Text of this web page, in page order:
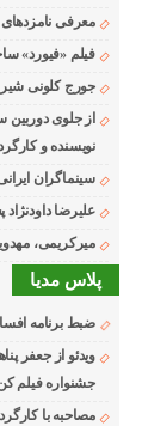
معرفی نامزدهای امی ۲۰۲۶؛ سریال پزشکی
فیلم «فیورد»
جورج کلونی شیر
از جلوی
نویسنده و
سینماگران
علیرضا داودنژاد پس از ۹ سال در تدارک
میرکریمی،
پلاس مدیا
ضبط برنامه
ویدئو از جعفر
جشنواره فیلم کن
مصاحبه با